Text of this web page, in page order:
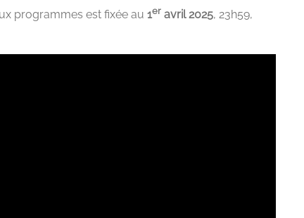
programmes est fixée au 1er avril 2025, 23h59,